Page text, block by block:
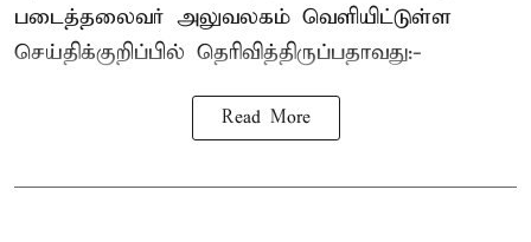
படைத்தலைவர் அலுவலகம் வெளியிட்டுள்ள
செய்திக்குறிப்பில் தெரிவித்திருப்பதாவது:-
Read More